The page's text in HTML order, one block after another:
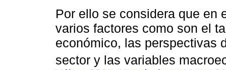
Por ello se considera que en
varios factores como son el
económico, las perspectivas
sector y las variables